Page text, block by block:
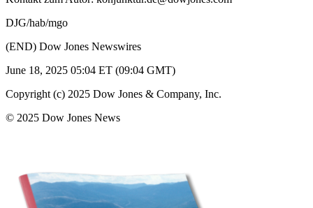
DJG/hab/mgo
(END) Dow Jones Newswires
June 18, 2025 05:04 ET (09:04 GMT)
Copyright (c) 2025 Dow Jones & Company, Inc.
© 2025 Dow Jones News